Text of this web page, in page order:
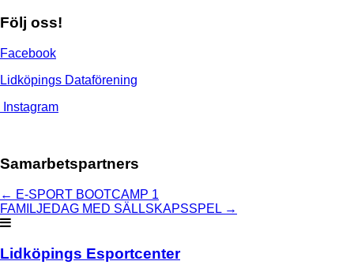
Följ oss!
Facebook
Lidköpings Dataförening
Instagram
Samarbetspartners
← E-SPORT BOOTCAMP 1
FAMILJEDAG MED SÄLLSKAPSSPEL →
Lidköpings Esportcenter